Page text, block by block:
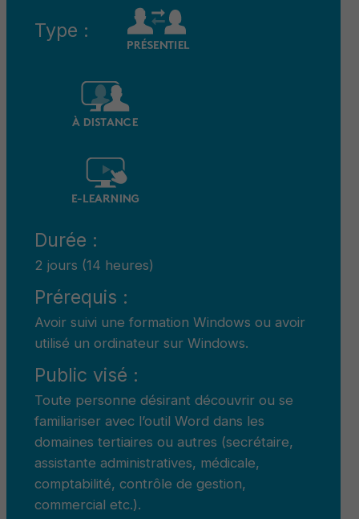
Type :
Durée :
2 jours (14 heures)
Prérequis :
Avoir suivi une formation Windows ou avoir
utilisé un ordinateur sur Windows.
Public visé :
Toute personne désirant découvrir ou se
familiariser avec l’outil Word dans les
domaines tertiaires ou autres (secrétaire,
assistante administratives, médicale,
comptabilité, contrôle de gestion,
commercial etc.).